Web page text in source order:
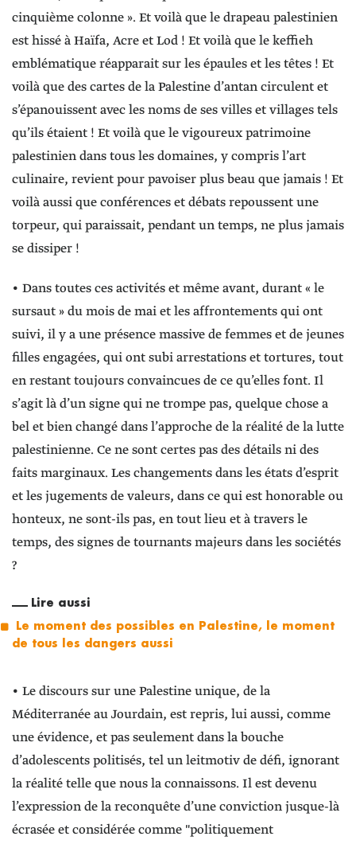
cinquième colonne ». Et voilà que le drapeau palestinien
est hissé à Haïfa, Acre et Lod ! Et voilà que le keffieh
emblématique réapparait sur les épaules et les têtes ! Et
voilà que des cartes de la Palestine d’antan circulent et
s’épanouissent avec les noms de ses villes et villages tels
qu’ils étaient ! Et voilà que le vigoureux patrimoine
palestinien dans tous les domaines, y compris l’art
culinaire, revient pour pavoiser plus beau que jamais ! Et
voilà aussi que conférences et débats repoussent une
torpeur, qui paraissait, pendant un temps, ne plus jamais
se dissiper !
• Dans toutes ces activités et même avant, durant « le
sursaut » du mois de mai et les affrontements qui ont
suivi, il y a une présence massive de femmes et de jeunes
filles engagées, qui ont subi arrestations et tortures, tout
en restant toujours convaincues de ce qu’elles font. Il
s’agit là d’un signe qui ne trompe pas, quelque chose a
bel et bien changé dans l’approche de la réalité de la lutte
palestinienne. Ce ne sont certes pas des détails ni des
faits marginaux. Les changements dans les états d’esprit
et les jugements de valeurs, dans ce qui est honorable ou
honteux, ne sont-ils pas, en tout lieu et à travers le
temps, des signes de tournants majeurs dans les sociétés
?
Lire aussi
Le moment des possibles en Palestine, le moment
de tous les dangers aussi
• Le discours sur une Palestine unique, de la
Méditerranée au Jourdain, est repris, lui aussi, comme
une évidence, et pas seulement dans la bouche
d’adolescents politisés, tel un leitmotiv de défi, ignorant
la réalité telle que nous la connaissons. Il est devenu
l’expression de la reconquête d’une conviction jusque-là
écrasée et considérée comme "politiquement